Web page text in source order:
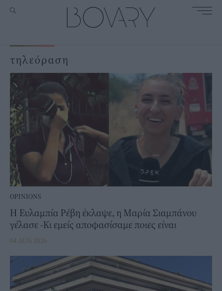
τηλεόραση
OPINIONS
Η Ευλαμπία Ρέβη έκλαψε, η Μαρία Σιαμπάνου
γέλασε -Κι εμείς αποφασίσαμε ποιες είναι
04 AUG 2026